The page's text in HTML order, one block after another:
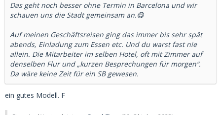
Das geht noch besser ohne Termin in Barcelona und wir
schauen uns die Stadt gemeinsam an.😋
Auf meinen Geschäftsreisen ging das immer bis sehr spät
abends, Einladung zum Essen etc. Und du warst fast nie
allein. Die Mitarbeiter im selben Hotel, oft mit Zimmer auf
denselben Flur und „kurzen Besprechungen für morgen“.
Da wäre keine Zeit für ein SB gewesen.
ein gutes Modell. F